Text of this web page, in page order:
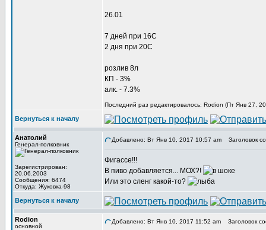
26.01
7 дней при 16С
2 дня при 20С
розлив 8л
КП - 3%
алк. - 7.3%
Последний раз редактировалось: Rodion (Пт Янв 27,
Вернуться к началу
Анатолий
Генерал-полковник
Зарегистрирован:
20.06.2003
Сообщения: 6474
Откуда: Жуковка-98
Добавлено: Вт Янв 10, 2017 10:57 am Заголовок
Фигассе!!!
В пиво добавляется... МОХ?!
Или это сленг какой-то?
Вернуться к началу
Rodion
основной
Добавлено: Вт Янв 10, 2017 11:52 am Заголовок